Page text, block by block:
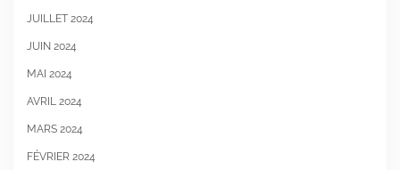
JUILLET 2024
JUIN 2024
MAI 2024
AVRIL 2024
MARS 2024
FÉVRIER 2024